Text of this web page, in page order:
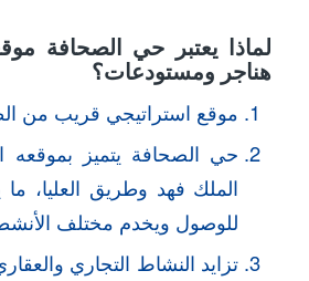
لماذا يعتبر حي الصحافة
هناجر ومستودعات؟
موقع استراتيجي قريب من
حي الصحافة يتميز
الملك فهد وطريق العليا،
للوصول ويخدم مختلف
تزايد النشاط التجاري